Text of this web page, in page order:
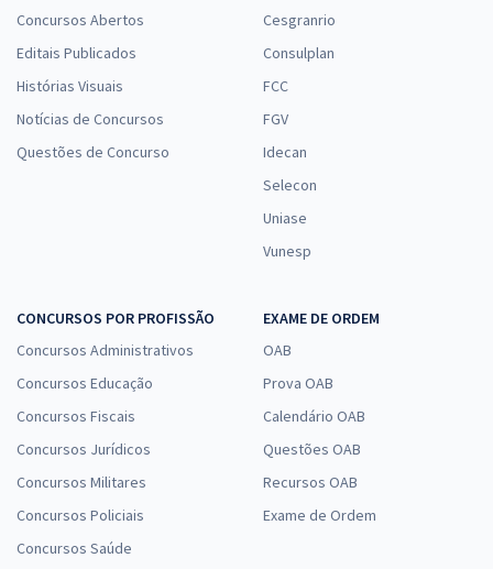
Concursos Abertos
Editais Publicados
Histórias Visuais
Notícias de Concursos
Questões de Concurso
Cesgranrio
Consulplan
FCC
FGV
Idecan
Selecon
Uniase
Vunesp
CONCURSOS POR PROFISSÃO
Concursos Administrativos
Concursos Educação
Concursos Fiscais
Concursos Jurídicos
Concursos Militares
Concursos Policiais
Concursos Saúde
EXAME DE ORDEM
OAB
Prova OAB
Calendário OAB
Questões OAB
Recursos OAB
Exame de Ordem